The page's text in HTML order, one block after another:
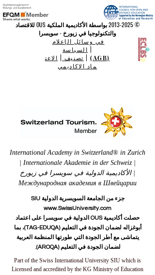
©
2013-2025
بواسطة الأكاديمية الملكية OUS للاقتصاد
والتكنولوجيا في زيورخ - سويسرا
في وسائل الإعلام
السياسة
(AGB)
تصنيف
الاعت
ماد الاكاديمي
International Academy in Switzerland® in Zurich
| Internationale Akademie in der Schweiz |
الأكاديمية الدولية في سويسرا في زيورخ |
Международная академия в Швейцарии
جزء من الجامعة السويسرية الدولية SIU
www.SwissUniversity.com
حصلت أكاديمية OUS الدولية في سويسرا على اعتماد
أبوغزاله لضمان الجودة في التعليم (TAG-EDUQA)، بما
يتماشى مع أطر الجودة التي طورتها المنظمة العربية
لضمان الجودة في التعليم (AROQA).
Part of the Swiss International University SIU which is
Licensed and accredited by the KG Ministry of Education